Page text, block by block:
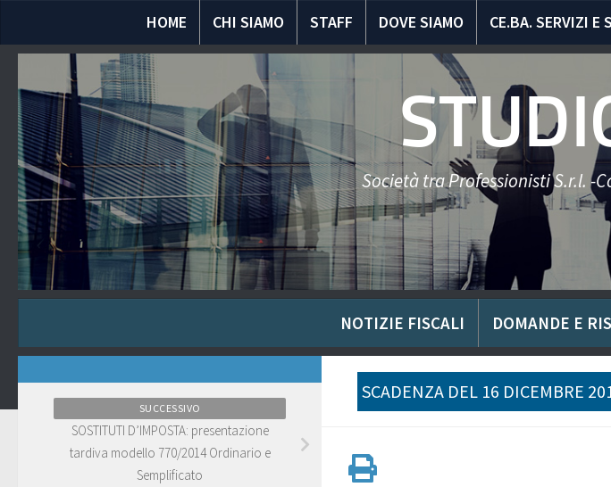
HOME CHI SIAMO STAFF DOVE SIAMO CE.BA. SERVIZI E
Società tra Professionisti S.r.l. -
NOTIZIE FISCALI DOMANDE E
SCADENZA DEL 16 DICEMBRE
SUCCESSIVO
SOSTITUTI D’IMPOSTA: presentazione
tardiva modello 770/2014 Ordinario e
Semplificato